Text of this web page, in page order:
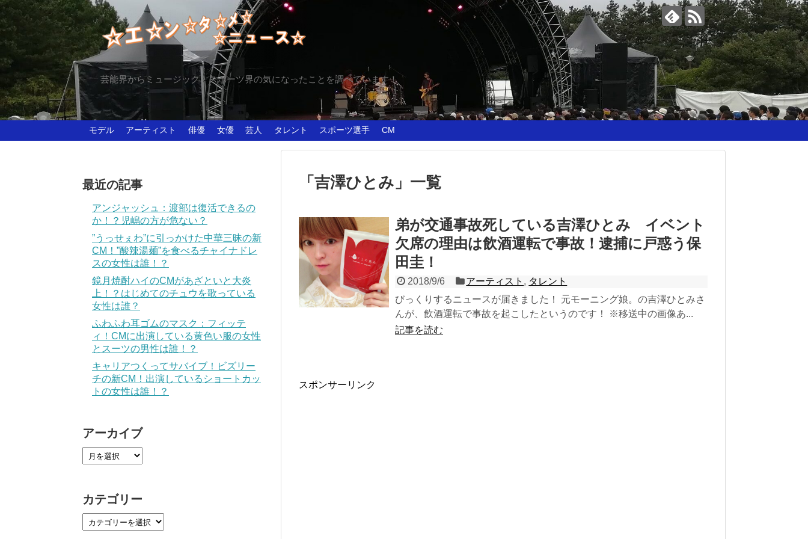
芸能界からミュージック、スポーツ界の気になったことを調べています！
モデル アーティスト 俳優 女優 芸人 タレント スポーツ選手 CM
「 吉澤ひとみ 」 一覧
弟が交通事故死している吉澤ひとみ イベント
欠席の理由は飲酒運転で事故！逮捕に戸惑う保
田圭！
2018/9/6 アーティスト , タレント
びっくりするニュースが届きました！ 元モーニング娘。の吉澤ひとみさ
んが、飲酒運転で事故を起こしたというのです！ ※移送中の画像あ...
記事を読む
スポンサーリンク
最近の記事
アンジャッシュ：渡部は復活できるの
か！？児嶋の方が危ない？
”うっせぇわ”に引っかけた中華三昧の新
CM！”酸辣湯麺”を食べるチャイナドレ
スの女性は誰！？
鏡月焼酎ハイのCMがあざといと大炎
上！？はじめてのチュウを歌っている
女性は誰？
ふわふわ耳ゴムのマスク：フィッテ
ィ！CMに出演している黄色い服の女性
とスーツの男性は誰！？
キャリアつくってサバイブ！ビズリー
チの新CM！出演しているショートカッ
トの女性は誰！？
アーカイブ
カテゴリー